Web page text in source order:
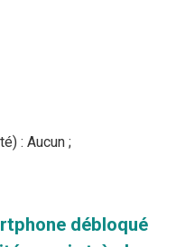
: Aucun ;
débloqué